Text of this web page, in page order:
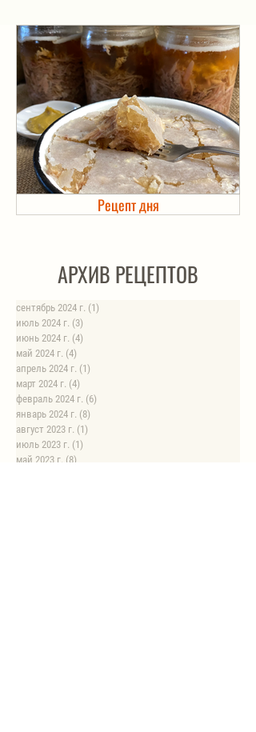
Рецепт дня
Холодец в банке. Автоклав
АРХИВ РЕЦЕПТОВ
сентябрь 2024 г. (1)
июль 2024 г. (3)
июнь 2024 г. (4)
май 2024 г. (4)
апрель 2024 г. (1)
март 2024 г. (4)
февраль 2024 г. (6)
январь 2024 г. (8)
август 2023 г. (1)
июль 2023 г. (1)
май 2023 г. (8)